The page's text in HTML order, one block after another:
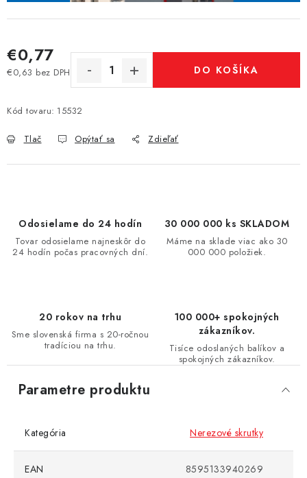
€0,77
€0,63 bez DPH
Jednotková cena:
DO KOŠÍKA
Kód tovaru: 15532
Tlač Opýtať sa Zdieľať
Odosielame do 24 hodín
Tovar odosielame najneskôr do
24 hodín počas pracovných dní.
30 000 000 ks SKLADOM
Máme na sklade viac ako 30
000 000 položiek.
20 rokov na trhu
Sme slovenská firma s 20-ročnou
tradíciou na trhu.
100 000+ spokojných
zákazníkov.
Tisíce odoslaných balíkov a
spokojných zákazníkov.
Parametre produktu
Kategória Nerezové skrutky
EAN 8595133940269